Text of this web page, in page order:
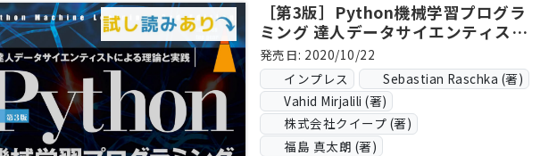
ており、タブレットなど大きいディスプ
レイを備えた端末で読むことに適してい
ます。また、文字列のハイライトや検
索、辞書の参照、引用などの機能が使用
できません。
購入前にお使いの端末で無料サンプルを
お試しください。
［第3版］Python機械学習プログラ
ミング 達人データサイエンティスト
による理論と実践
発売日: 2020/10/22
インプレス
Sebastian Raschka (著)
Vahid Mirjalili (著)
株式会社クイープ (著)
福島 真太朗 (著)